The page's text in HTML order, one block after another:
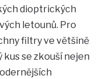
dioptrických
letounů. Pro
filtry ve většině
kus se zkouší nejen